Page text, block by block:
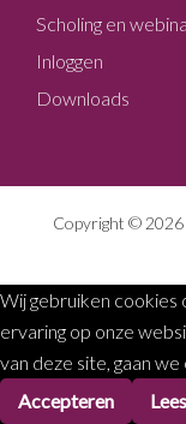
Scholing en
Inloggen
Downloads
Copyright © 2026
Wij gebruiken cookies
ervaring op onze
van deze site, gaan
Accepteren